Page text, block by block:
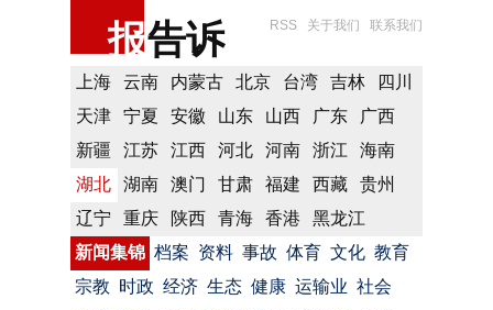
报告诉 RSS 关于我们 联系我们
上海 云南 内蒙古 北京 台湾 吉林
四川
天津
宁夏 安徽 山东 山西 广东
广西
新疆
江苏 江西 河北 河南 浙江
海南
湖北
湖南 澳门 甘肃 福建 西藏
贵州
辽宁
重庆 陕西 青海 香港
黑龙江
新闻集锦 档案 资料 事故 体育 文化 教育
宗教 时政 经济 生态 健康 运输业 社会